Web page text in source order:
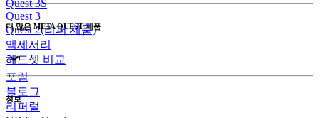
Quest 3S
Quest 3
Quest 2(리퍼 제품)
액세서리
헤드셋 비교
더 많은 META QUEST 제품
포럼
블로그
리퍼럴
정보